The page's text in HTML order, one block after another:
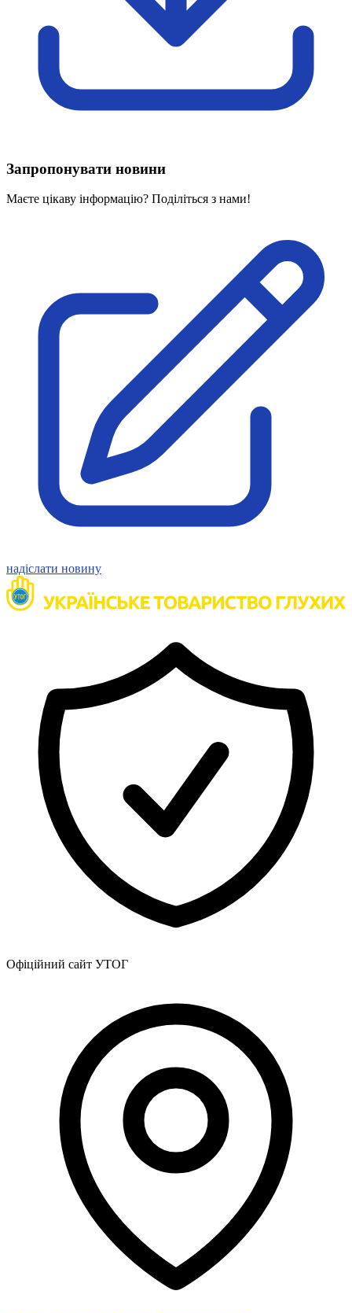
Харківська область
Херсонська область
Хмельницька область
Вивчаємо жестову мову
Дитяча сторінка
Новини про жестову мову
Проєкт "Жестова мова для поліцейських"
На допомогу військовим
Медична термінологія жестовою мовою
Нормативна база УТОГ
Конвенція ООН
Законодавство
Декларації
Документи ВФГ
Міжнародні документи
Запропонувати новини
Маєте цікаву інформацію? Поділіться з нами!
надіслати новину
Офіційний сайт УТОГ